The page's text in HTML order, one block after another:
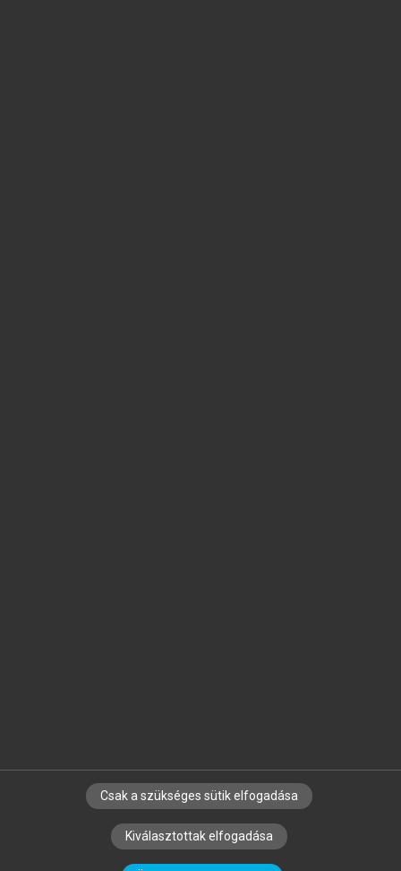
SZERZŐKNEK CÉGEKNEK KÖNYVTÁROSOKNAK
SZERKESZTÉSI ÉS LEKTORÁLÁSI ALAPELVEK
Csak a szükséges sütik elfogadása
Kiválasztottak elfogadása